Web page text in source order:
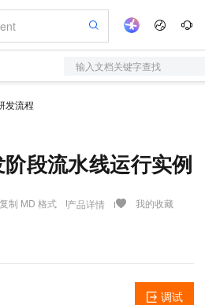
输入文档关键字查找
发流程
段流水线运行实例
复制 MD 格式 产品详情 我的收藏
调试
大模型服务平台百炼
图片和视频生成
云数据库 RDS
100%兼容MySQL、PostgreSQL，兼容Oracle，支持集中和分布式
即刻拥有 DeepSeek-V4-Pro
以可视化方式快速构建移动和 PC 门户网站
至2折
AI 场景体验
AI 电商营销
0 代码专业建站，无忧落地极速上线
配置报价器
基础软件
宝塔 Linux
CentOS
Docker
产品伙伴合作计划
云存储合作计划
数据库合作计划
阿里云认证
全部认证
训练营
市场活动
云栖大会
活动全景